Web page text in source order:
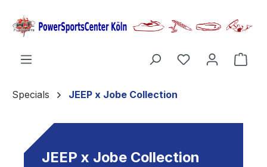
springen
Specials JEEP x Jobe Collection
JEEP x Jobe Collection